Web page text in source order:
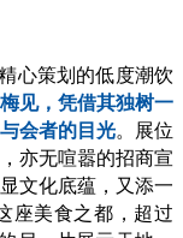
心策划的低度潮饮
梅见，凭借其独树一
会者的目光。展位
亦无喧嚣的招商宣
文化底蕴，又添一
座美食之都，超过